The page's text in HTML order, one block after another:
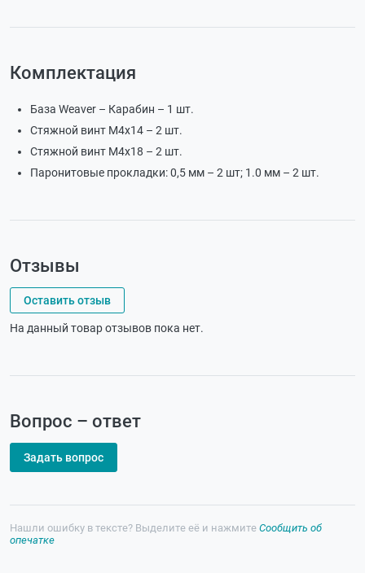
Комплектация
База Weaver – Карабин – 1 шт.
Стяжной винт М4х14 – 2 шт.
Стяжной винт М4х18 – 2 шт.
Паронитовые прокладки: 0,5 мм – 2 шт; 1.0 мм – 2 шт.
Отзывы
Оставить отзыв
На данный товар отзывов пока нет.
Вопрос – ответ
Задать вопрос
Нашли ошибку в тексте? Выделите её и нажмите Сообщить об
опечатке